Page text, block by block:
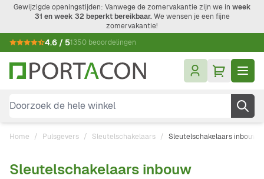
Ga naar de inhoud
Gewijzigde openingstijden: Vanwege de zomervakantie zijn we in week
31 en week 32 beperkt bereikbaar.We wensen je een fijne
zomervakantie!
4.6 / 51350 beoordelingen
Doorzoek de hele winkel
Home / Pulsgevers / Sleutelschakelaars / Sleutelschakelaars inbouw
Doorgaan naar productlijst
Sleutelschakelaars inbouw